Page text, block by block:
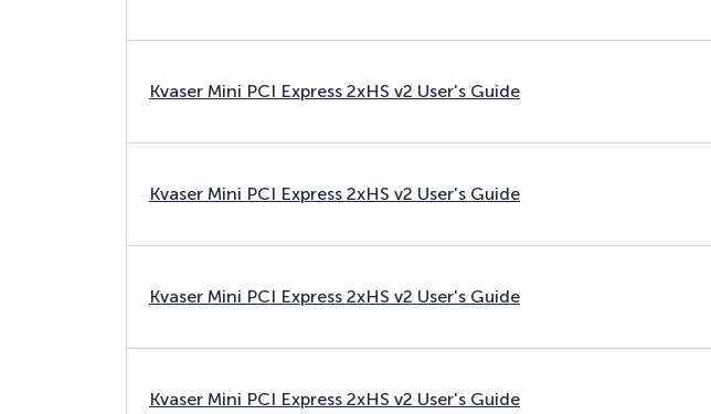
Kvaser Mini PCI Express 2xHS v2 User's Guide
Kvaser Mini PCI Express 2xHS v2 User's Guide
Kvaser Mini PCI Express 2xHS v2 User's Guide
Kvaser Mini PCI Express 2xHS v2 User's Guide